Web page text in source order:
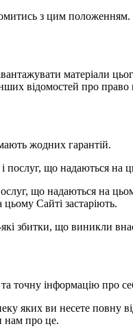
з цим
матеріали
відомостей про право
жодних гарантій.
послуг, що надаються на
що надаються на
Сайті застаріють.
збитки, що виникли
точну інформацію про
яких ви несете повну
нам про це.